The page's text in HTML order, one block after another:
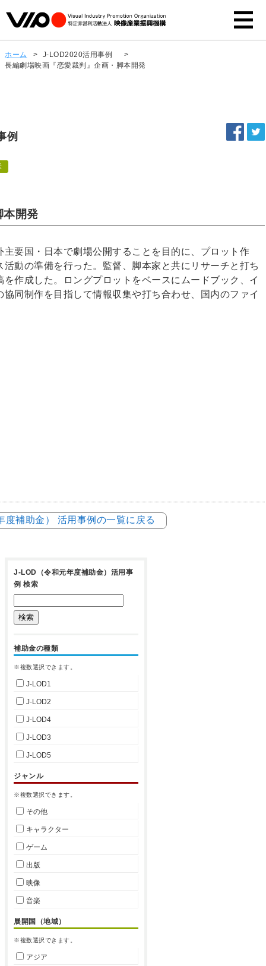
ホーム > J-LOD2020活用事例
>
長編劇場映画『恋愛裁判』企画・脚本開発
例
本開発
要国・日本で劇場公開することを目的に、プロット作
動の準備を行った。監督、脚本家と共にリサーチと打ち
作成した。ロングプロットをベースにムードブック、イ
同制作を目指して情報収集や打ち合わせ、国内のファイ
度補助金） 活用事例の一覧に戻る
J-LOD（令和元年度補助金）活用事
例 検索
補助金の種類
※複数選択できます。
J-LOD1
J-LOD2
J-LOD4
J-LOD3
J-LOD5
ジャンル
※複数選択できます。
その他
キャラクター
ゲーム
出版
映像
音楽
展開国（地域）
※複数選択できます。
アジア